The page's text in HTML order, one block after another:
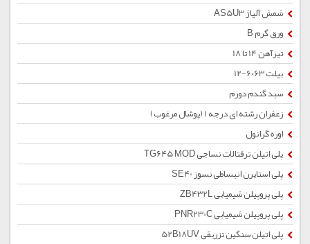
شمش آلیاژ AS5U3
ورق گرم B
تیرآهن 14 تا 18
بیلت 6063-12
سبد گندم دورم
زعفران رشته ای درجه 1 (پوشال مرغوب)
اوره گرانول
پلی اتیلن ترفتالات نساجی TG645 MOD
پلی استایرن انبساطی نسوز SE40
پلی پروپیلن شیمیایی ZB432L
پلی پروپیلن شیمیایی PNR230C
پلی اتیلن سنگین تزریقی 52B18UV